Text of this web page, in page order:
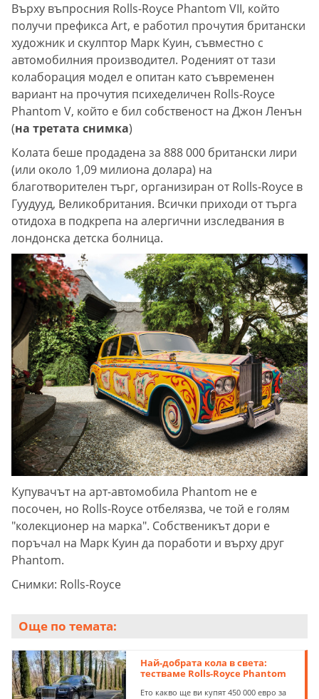
Върху въпросния Rolls-Royce Phantom VII, който
получи префикса Art, е работил прочутия британски
художник и скулптор Марк Куин, съвместно с
автомобилния производител. Роденият от тази
колаборация модел е опитан като съвременен
вариант на прочутия психеделичен Rolls-Royce
Phantom V, който е бил собственост на Джон Ленън
(на третата снимка)
Колата беше продадена за 888 000 британски лири
(или около 1,09 милиона долара) на
благотворителен търг, организиран от Rolls-Royce в
Гуудууд, Великобритания. Всички приходи от търга
отидоха в подкрепа на алергични изследвания в
лондонска детска болница.
Купувачът на арт-автомобила Phantom не е
посочен, но Rolls-Royce отбелязва, че той е голям
"колекционер на марка". Собственикът дори е
поръчал на Марк Куин да поработи и върху друг
Phantom.
Снимки: Rolls-Royce
Още по темата:
Най-добрата кола в света:
тестваме Rolls-Royce Phantom
Eто какво ще ви купят 450 000 евро за